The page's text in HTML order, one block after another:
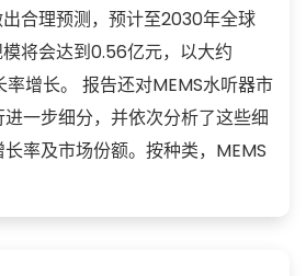
合理预测，预计至2030年全球
将会达到0.56亿元，以大约
率增长。 报告还对MEMS水听器市
一步细分，并依次分析了这些细
率及市场份额。按种类，MEMS